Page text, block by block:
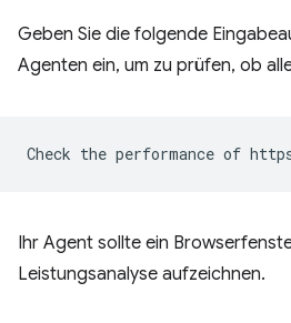
Geben Sie die folgende
Agenten ein, um zu prüfen, ob
Ihr Agent sollte ein
Leistungsanalyse aufzeichnen.